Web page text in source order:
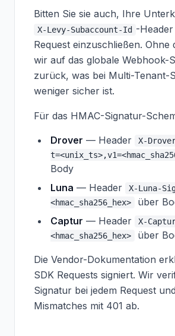
Bitten Sie sie auch, Ihre
X-Levy-Subaccount-Id -Header
Request einzuschließen. Ohne
wir auf das globale Webhook-
zurück, was bei Multi-Tenant-
weniger sicher ist.
Für das HMAC-Signatur-
Drover — Header
X-
Body
Luna — Header
X-Luna-
<hmac_sha256_hex>
über
Captur — Header
X-
<hmac_sha256_hex>
über
Die Vendor-Dokumentation
SDK Requests signiert. Wir
Signatur bei jedem Request
Mismatches mit 401 ab.